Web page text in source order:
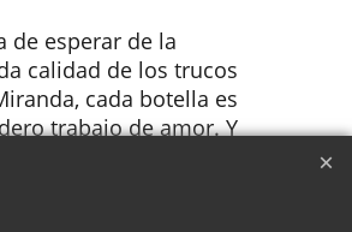
de esperar de la
calidad de los trucos
cada botella es
trabajo de amor. Y